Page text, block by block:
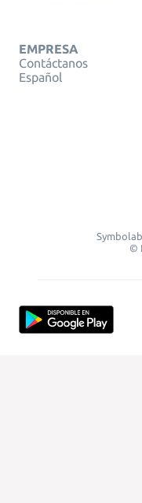
EMPRESA
Contáctanos
Español
©